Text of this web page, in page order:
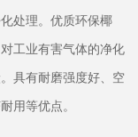
处理。优质环保椰
工业有害气体的净化
具有耐磨强度好、空
用等优点。